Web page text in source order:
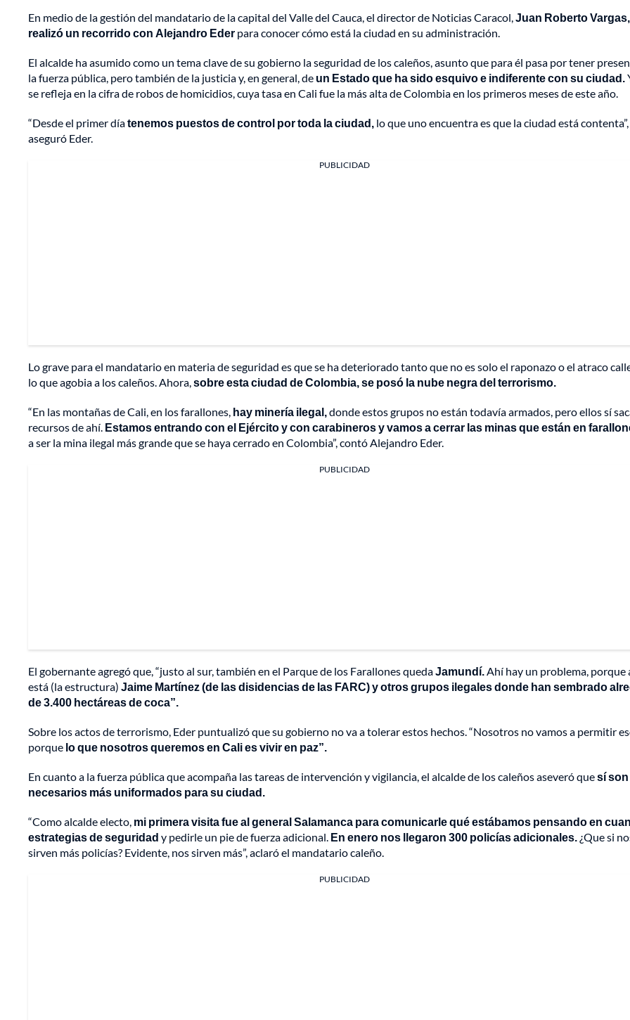
En medio de la gestión del mandatario de la capital del Valle del Cauca, el director de Noticias Caracol,Juan Roberto Vargas,
realizó un recorrido con Alejandro Eder para conocer cómo está la ciudad en su administración.
El alcalde ha asumido como un tema clave de su gobierno la seguridad de los caleños, asunto que para él pasa por tener
la fuerza pública, pero también de la justicia y, en general, de un Estado que ha sido esquivo e indiferente con su ciudad.
se refleja en la cifra de robos de homicidios, cuya tasa en Cali fue la más alta de Colombia en los primeros meses de este año.
“Desde el primer díatenemos puestos de control por toda la ciudad, lo que uno encuentra es que la ciudad está contenta”,
aseguró Eder.
PUBLICIDAD
Lo grave para el mandatario en materia de seguridad es que se ha deteriorado tanto que no es solo el raponazo o el atraco
lo que agobia a los caleños. Ahora,sobre esta ciudad de Colombia, se posó la nube negra del terrorismo.
“En las montañas de Cali, en los farallones, hay minería ilegal,donde estos grupos no están todavía armados, pero ellos sí
recursos de ahí. Estamos entrando con el Ejército y con carabineros y vamos a cerrar las minas que están en
a ser la mina ilegal más grande que se haya cerrado en Colombia”, contó Alejandro Eder.
PUBLICIDAD
El gobernante agregó que, “justo al sur, también en el Parque de los Farallones quedaJamundí.Ahí hay un problema, porque
está (la estructura) Jaime Martínez (de las disidencias de las FARC) y otros grupos ilegales donde han sembrado
de 3.400 hectáreas de coca”.
Sobre los actos de terrorismo, Eder puntualizó que su gobierno no va a tolerar estos hechos. “Nosotros no vamos a permitir
porque lo que nosotros queremos en Cali es vivir en paz”.
En cuanto a la fuerza pública que acompaña las tareas de intervención y vigilancia, el alcalde de los caleños aseveró quesí son
necesarios más uniformados para su ciudad.
“Como alcalde electo, mi primera visita fue al general Salamanca para comunicarle qué estábamos pensando en
estrategias de seguridad y pedirle un pie de fuerza adicional. En enero nos llegaron 300 policías adicionales. ¿Que si
sirven más policías? Evidente, nos sirven más”, aclaró el mandatario caleño.
PUBLICIDAD